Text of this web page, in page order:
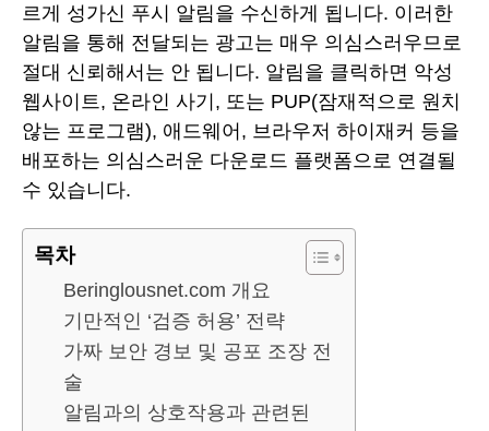
르게 성가신 푸시 알림을 수신하게 됩니다. 이러한
알림을 통해 전달되는 광고는 매우 의심스러우므로
절대 신뢰해서는 안 됩니다. 알림을 클릭하면 악성
웹사이트, 온라인 사기, 또는 PUP(잠재적으로 원치
않는 프로그램), 애드웨어, 브라우저 하이재커 등을
배포하는 의심스러운 다운로드 플랫폼으로 연결될
수 있습니다.
목차
Beringlousnet.com 개요
기만적인 ‘검증 허용’ 전략
가짜 보안 경보 및 공포 조장 전
술
알림과의 상호작용과 관련된